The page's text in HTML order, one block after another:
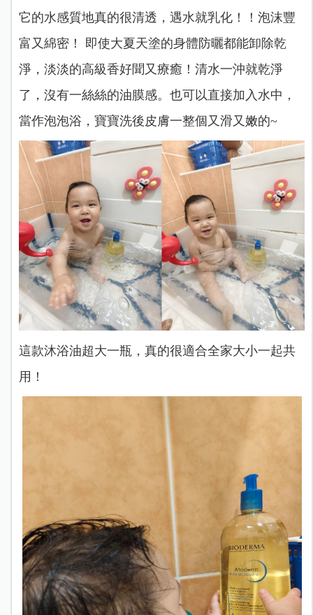
它的水感質地真的很清透，遇水就乳化！！泡沫豐
富又綿密！ 即使大夏天塗的身體防曬都能卸除乾
淨，淡淡的高級香好聞又療癒！清水一沖就乾淨
了，沒有一絲絲的油膜感。也可以直接加入水中，
當作泡泡浴，寶寶洗後皮膚一整個又滑又嫩的~
這款沐浴油超大一瓶，真的很適合全家大小一起共
用！